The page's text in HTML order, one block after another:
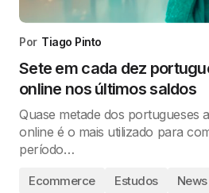
Por Tiago Pinto
Sete em cada dez
online nos últimos saldos
Quase metade dos portugueses
online é o mais utilizado para
período…
Ecommerce Estudos News